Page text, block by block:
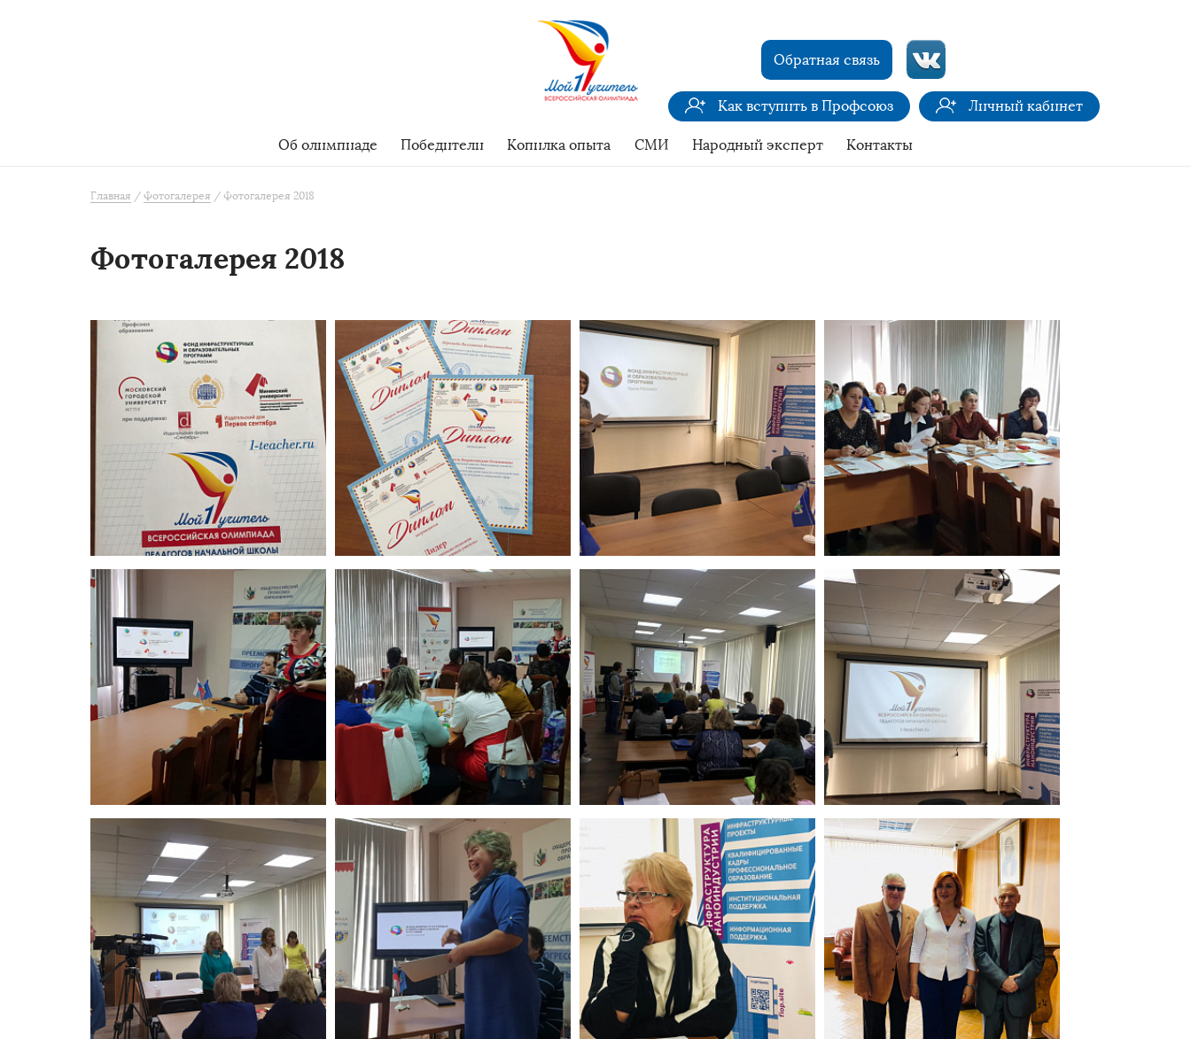
Обратная связь
Как вступить в Профсоюз Личный кабинет
Об олимпиаде Победители Копилка опыта СМИ Народный эксперт Контакты
Главная Фотогалерея Фотогалерея 2018
Фотогалерея 2018